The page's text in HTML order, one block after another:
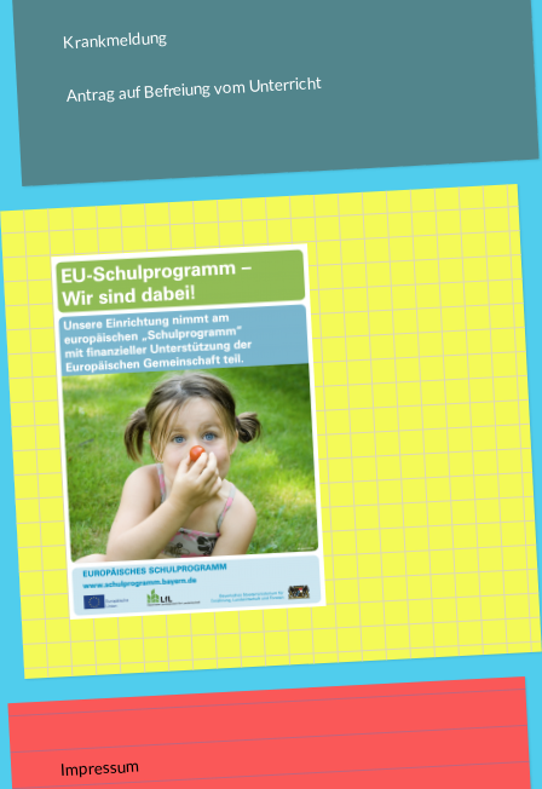
Krankmeldung
Antrag auf Befreiung vom Unterricht
Impressum